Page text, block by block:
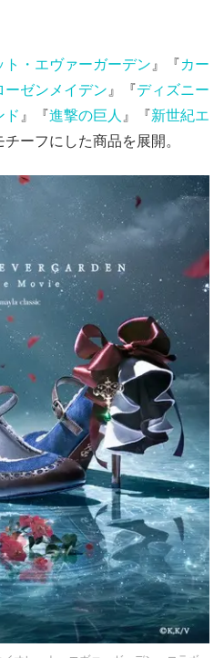
ト・エヴァーガーデン 』『カー
ーゼンメイデン 』『ディズニー
ド 』『進撃の巨人 』『新世紀エ
チーフにした商品を展開。